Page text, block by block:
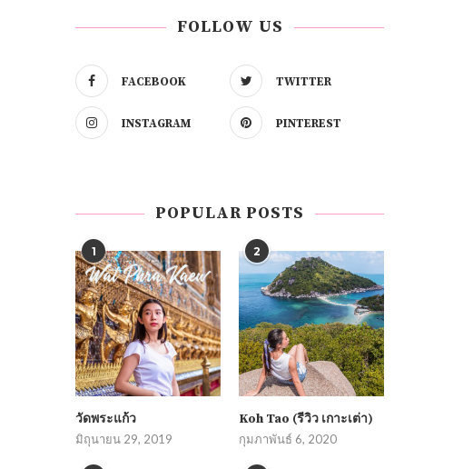
FOLLOW US
FACEBOOK TWITTER
INSTAGRAM PINTEREST
POPULAR POSTS
1
วัดพระแก้ว
มิถุนายน 29, 2019
2
Koh Tao (รีวิว เกาะเต่า)
กุมภาพันธ์ 6, 2020